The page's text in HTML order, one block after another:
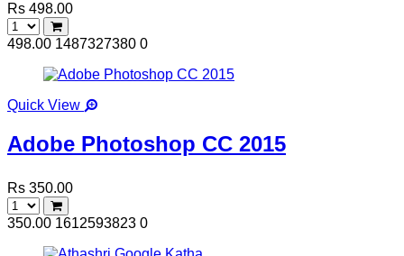
Rs 498.00
498.00 1487327380 0
Quick View
Adobe Photoshop CC 2015
Rs 350.00
350.00 1612593823 0